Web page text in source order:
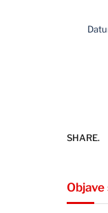
SHARE.